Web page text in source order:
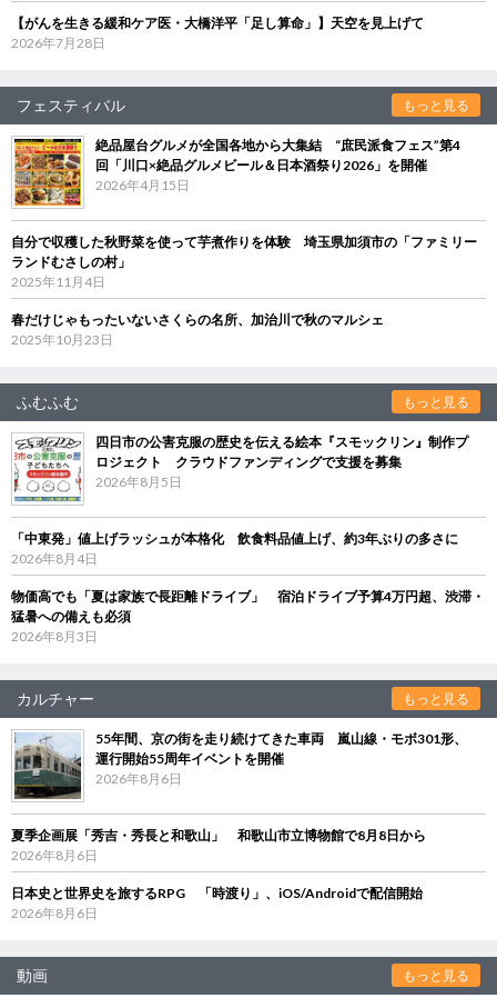
【がんを生きる緩和ケア医・大橋洋平「足し算命」】天空を見上げて
2026年7月28日
フェスティバル もっと見る
絶品屋台グルメが全国各地から大集結 “庶民派食フェス”第4
回「川口×絶品グルメビール＆日本酒祭り2026」を開催
2026年4月15日
自分で収穫した秋野菜を使って芋煮作りを体験 埼玉県加須市の「ファミリー
ランドむさしの村」
2025年11月4日
春だけじゃもったいないさくらの名所、加治川で秋のマルシェ
2025年10月23日
ふむふむ もっと見る
四日市の公害克服の歴史を伝える絵本『スモックリン』制作プ
ロジェクト クラウドファンディングで支援を募集
2026年8月5日
「中東発」値上げラッシュが本格化 飲食料品値上げ、約3年ぶりの多さに
2026年8月4日
物価高でも「夏は家族で長距離ドライブ」 宿泊ドライブ予算4万円超、渋滞・
猛暑への備えも必須
2026年8月3日
カルチャー もっと見る
55年間、京の街を走り続けてきた車両 嵐山線・モボ301形、
運行開始55周年イベントを開催
2026年8月6日
夏季企画展「秀吉・秀長と和歌山」 和歌山市立博物館で8月8日から
2026年8月6日
日本史と世界史を旅するRPG 「時渡り」、iOS/Androidで配信開始
2026年8月6日
動画 もっと見る